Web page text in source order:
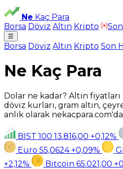
Ne Kaç Para
Borsa Döviz Altın Kripto
☰
Borsa Döviz Altın Kripto Son
Ne Kaç Para
Dolar ne kadar? Altın fiyatları
döviz kurları, gram altın,
anlık olarak
BIST 100 13.816,00 +0,12%
Euro 55,0624 +0,09%
+2,12%
Bitcoin 65.021,00